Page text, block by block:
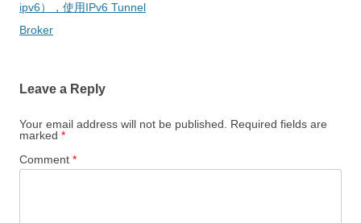
navigation
ipv6），使用IPv6 Tunnel
Broker
Leave a Reply
Your email address will not be published.
Required fields are
marked *
Comment *